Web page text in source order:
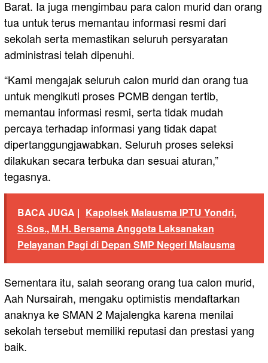
Barat. Ia juga mengimbau para calon murid dan orang
tua untuk terus memantau informasi resmi dari
sekolah serta memastikan seluruh persyaratan
administrasi telah dipenuhi.
“Kami mengajak seluruh calon murid dan orang tua
untuk mengikuti proses PCMB dengan tertib,
memantau informasi resmi, serta tidak mudah
percaya terhadap informasi yang tidak dapat
dipertanggungjawabkan. Seluruh proses seleksi
dilakukan secara terbuka dan sesuai aturan,”
tegasnya.
BACA JUGA | Kapolsek Malausma IPTU Yondri,
S.Sos., M.H. Bersama Anggota Laksanakan
Pelayanan Pagi di Depan SMP Negeri Malausma
Sementara itu, salah seorang orang tua calon murid,
Aah Nursairah, mengaku optimistis mendaftarkan
anaknya ke SMAN 2 Majalengka karena menilai
sekolah tersebut memiliki reputasi dan prestasi yang
baik.